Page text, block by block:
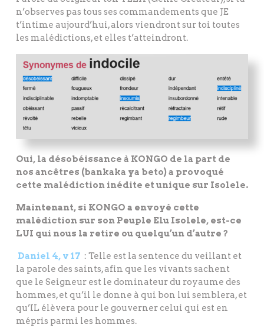
n’observes pas tous ses commandements que JE
t’intime aujourd’hui, alors viendront sur toi toutes
les malédictions, et elles t’atteindront.
Oui, la désobéissance à KONGO de la part de
nos ancêtres (bankaka ya beto) a provoqué
cette malédiction inédite et unique sur Isolele.
Maintenant, si KONGO a envoyé cette
malédiction sur son Peuple Elu Isolele, est-ce
LUI qui nous la retire ou quelqu’un d’autre ?
Daniel 4, v 17 : Telle est la sentence du veillant et
la parole des saints, afin que les vivants sachent
que le Seigneur est le dominateur du royaume des
hommes, et qu’il le donne à qui bon lui semblera, et
qu’IL élèvera pour le gouverner celui qui est en
mépris parmi les hommes.